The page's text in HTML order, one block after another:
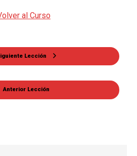
Anterior Lección
al Curso
Lección